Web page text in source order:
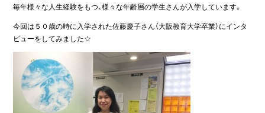
毎年様々な人生経験をもつ、様々な年齢層の学生さんが入学しています。
今回は５０歳の時に入学された佐藤慶子さん（大阪教育大学卒業）にインタ
ビューをしてみました☆